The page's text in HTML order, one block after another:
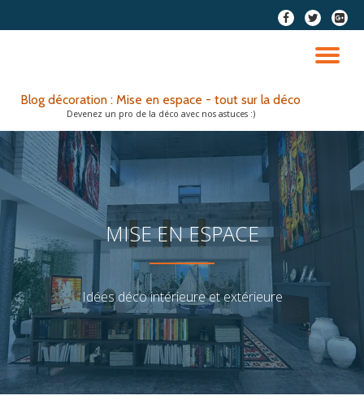
fa-
facebook
fa-
twitter
fa-
plus-
Blog décoration : Mise en espace - tout sur la déco
Devenez un pro de la déco avec nos astuces :)
MISE EN ESPACE
Idées déco intérieure et extérieure